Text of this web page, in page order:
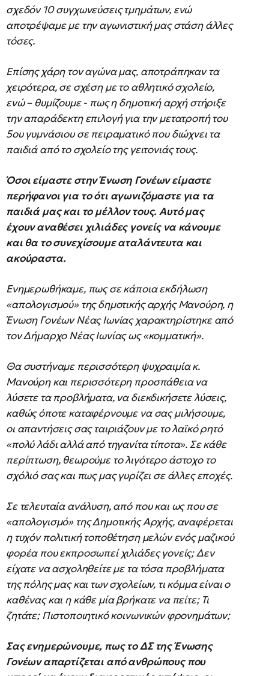
σχεδόν 10 συγχωνεύσεις τμημάτων, ενώ
αποτρέψαμε με την αγωνιστική μας στάση άλλες
τόσες.
Επίσης χάρη τον αγώνα μας, αποτράπηκαν τα
χειρότερα, σε σχέση με το αθλητικό σχολείο,
ενώ – θυμίζουμε - πως η δημοτική αρχή στήριξε
την απαράδεκτη επιλογή για την μετατροπή του
5ου γυμνάσιου σε πειραματικό που διώχνει τα
παιδιά από το σχολείο της γειτονιάς τους.
Όσοι είμαστε στην Ένωση Γονέων είμαστε
περήφανοι για το ότι αγωνιζόμαστε για τα
παιδιά μας και το μέλλον τους. Αυτό μας
έχουν αναθέσει χιλιάδες γονείς να κάνουμε
και θα το συνεχίσουμε αταλάντευτα και
ακούραστα.
Ενημερωθήκαμε, πως σε κάποια εκδήλωση
«απολογισμού» της δημοτικής αρχής Μανούρη, η
Ένωση Γονέων Νέας Ιωνίας χαρακτηρίστηκε από
τον Δήμαρχο Νέας Ιωνίας ως «κομματική».
Θα συστήναμε περισσότερη ψυχραιμία κ.
Μανούρη και περισσότερη προσπάθεια να
λύσετε τα προβλήματα, να διεκδικήσετε λύσεις,
καθώς όποτε καταφέρνουμε να σας μιλήσουμε,
οι απαντήσεις σας ταιριάζουν με το λαϊκό ρητό
«πολύ λάδι αλλά από τηγανίτα τίποτα». Σε κάθε
περίπτωση, θεωρούμε το λιγότερο άστοχο το
σχόλιό σας και πως μας γυρίζει σε άλλες εποχές.
Σε τελευταία ανάλυση, από που και ως που σε
«απολογισμό» της Δημοτικής Αρχής, αναφέρεται
η τυχόν πολιτική τοποθέτηση μελών ενός μαζικού
φορέα που εκπροσωπεί χιλιάδες γονείς; Δεν
είχατε να ασχοληθείτε με τα τόσα προβλήματα
της πόλης μας και των σχολείων, τι κόμμα είναι ο
καθένας και η κάθε μία βρήκατε να πείτε; Τι
ζητάτε; Πιστοποιητικό κοινωνικών φρονημάτων;
Σας ενημερώνουμε, πως το ΔΣ της Ένωσης
Γονέων απαρτίζεται από ανθρώπους που